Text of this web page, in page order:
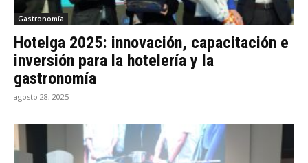
Gastronomía
Hotelga 2025: innovación, capacitación e
inversión para la hotelería y la
gastronomía
agosto 28, 2025